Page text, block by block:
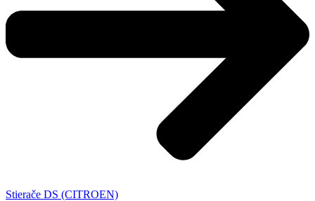
Stierače DS (CITROEN)